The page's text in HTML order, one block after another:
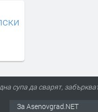
супа да сварят,
За Asenovgrad.NET